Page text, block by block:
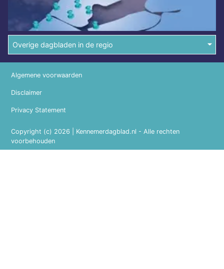
Overige dagbladen in de regio
Copyright (c) 2026 | Kennemerdagblad.nl - Alle rechten
voorbehouden
Algemene voorwaarden
Disclaimer
Privacy Statement